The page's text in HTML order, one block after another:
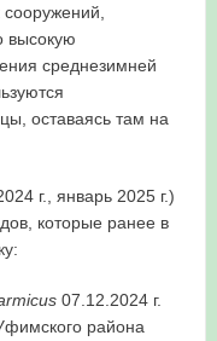
высокую
среднезимней
оставаясь там на
г., январь 2025 г.)
которые ранее в
07.12.2024 г.
района